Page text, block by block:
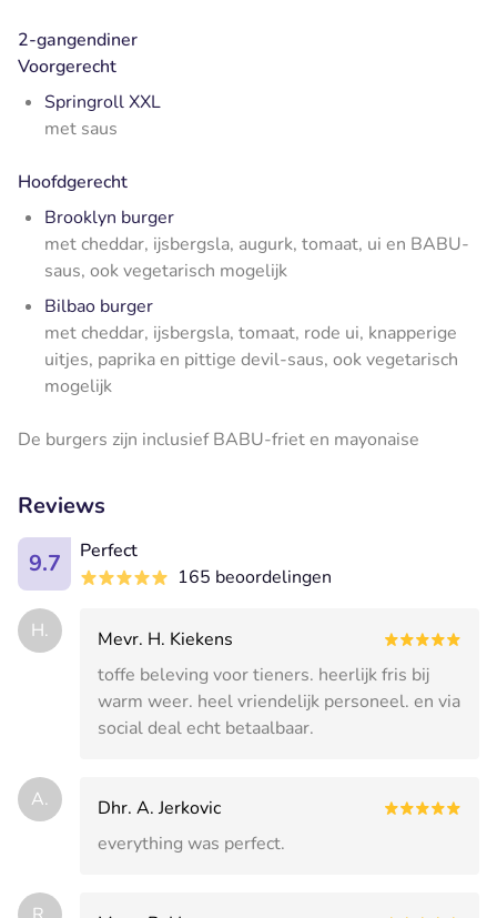
2-gangendiner
Voorgerecht
Springroll XXL
met saus
Hoofdgerecht
Brooklyn burger
met cheddar, ijsbergsla, augurk, tomaat, ui en BABU-
saus, ook vegetarisch mogelijk
Bilbao burger
met cheddar, ijsbergsla, tomaat, rode ui, knapperige
uitjes, paprika en pittige devil-saus, ook vegetarisch
mogelijk
De burgers zijn inclusief BABU-friet en mayonaise
Reviews
9.7
Perfect
165 beoordelingen
H.
Mevr. H. Kiekens
toffe beleving voor tieners. heerlijk fris bij
warm weer. heel vriendelijk personeel. en via
social deal echt betaalbaar.
A.
Dhr. A. Jerkovic
everything was perfect.